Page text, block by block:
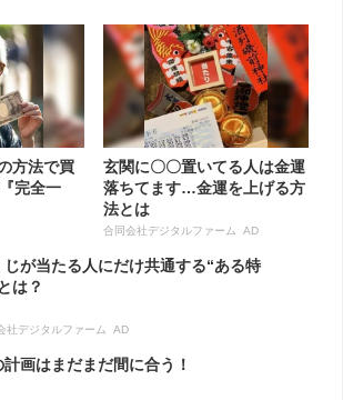
方法で買
完全一
玄関に〇〇置いてる人は金運
落ちてます…金運を上げる方
法とは
合同会社デジタルファーム AD
じが当たる人にだけ共通する“ある特
は？
社デジタルファーム AD
計画はまだまだ間に合う！